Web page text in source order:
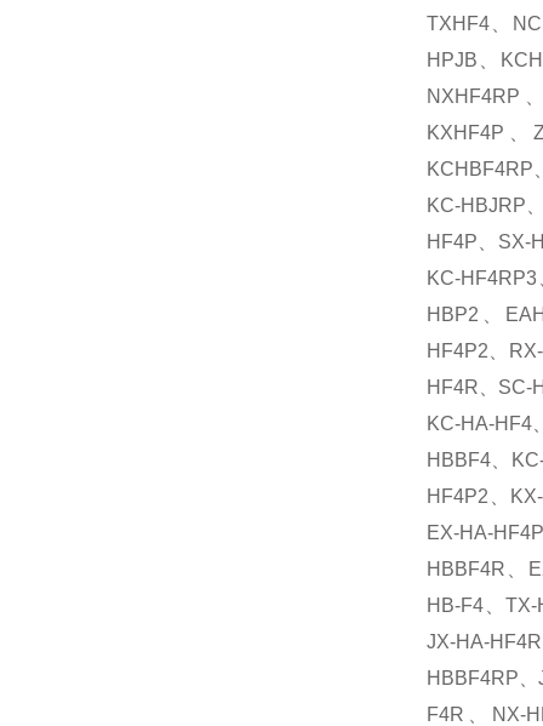
TXHF4、
HPJB、
NXHF4RP
KXHF4P、
KCHBF4RP
KC-HBJRP
HF4P、SX-
KC-
HBP2、
HF4P2、
HF4R、SC-
KC-HA-HF4
HBBF4、
HF4P2、
EX-HA-
HBBF4R、
HB-F4、
JX-HA-
HBBF4RP
F4R、NX-